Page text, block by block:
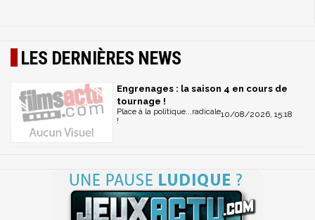
LES DERNIÈRES NEWS
Engrenages : la saison 4 en cours de
tournage !
10/08/2026, 15:18
Place à la politique...radicale
!